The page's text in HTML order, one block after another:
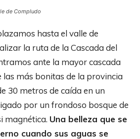
de Compludo
hasta el valle de
la ruta de la Cascada del
ante la mayor cascada
las más bonitas de la provincia
30 metros de caída en un
por un frondoso bosque de
magnética. Una belleza que se
cuando sus aguas se